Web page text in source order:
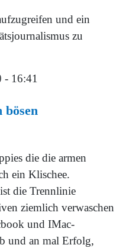
und ein
zu
- 16:41
bösen
die die armen
ein Klischee.
die Trennlinie
ziemlich verwaschen
und IMac-
und an mal Erfolg,